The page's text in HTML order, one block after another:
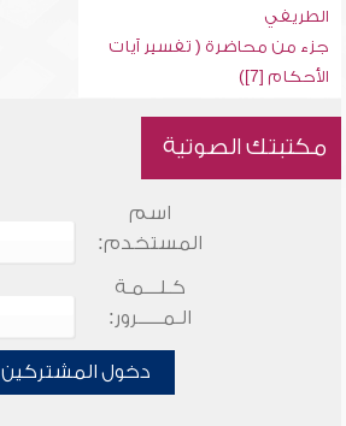
الطريفي
جزء من محاضرة ( تفسير آيات
الأحكام [7])
مكتبتك الصوتية
اسم
المستخدم:
كـلـــمـة
الـمـــــرور:
دخول المشتركين